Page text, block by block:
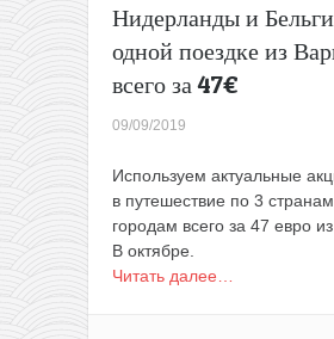
Нидерланды и
одной поездке из
всего за 47€
09/09/2019
Используем актуальные
в путешествие по 3
городам всего за 47 евро
В октябре.
Читать далее…